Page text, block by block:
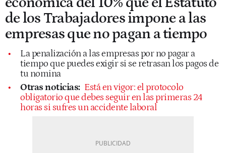
de los Trabajadores impone a las
empresas que no pagan a tiempo
La penalización a las empresas por no pagar a
tiempo que puedes exigir si se retrasan los pagos de
tu nomina
Otras noticias: Está en vigor: el protocolo
obligatorio que debes seguir en las primeras 24
horas si sufres un accidente laboral